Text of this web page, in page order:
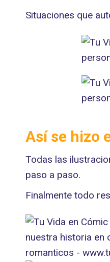
Situaciones que
Así se hizo
Todas las
paso a paso.
Finalmente todo